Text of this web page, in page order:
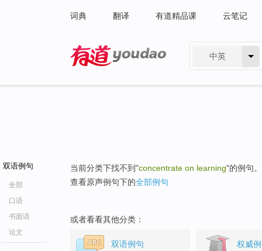
词典 翻译 有道精品课 云笔记
中英
双语例句
全部
口语
书面语
论文
当前分类下找不到"concentrate on learning"的例句。
查看原声例句下的全部例句
或者看看其他分类：
双语例句 权威